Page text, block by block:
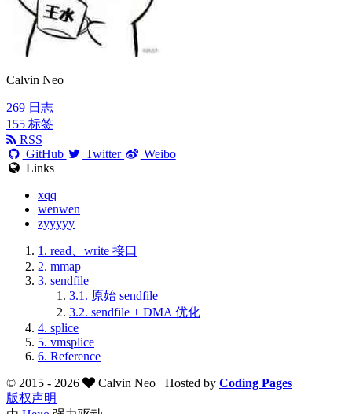
Calvin Neo
269 日志
155 标签
RSS
GitHub
Twitter
Weibo
Links
xqq
wenwen
zyyyyy
1. read、write 接口
2. mmap
3. sendfile
3.1. 原始 sendfile
3.2. sendfile + DMA 优化
4. splice
5. vmsplice
6. Reference
© 2015 - 2026 Calvin Neo Hosted by Coding Pages
版权声明